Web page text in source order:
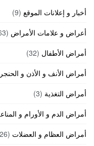
أخبار و إعلانات الموقع (9)
أعراض و علامات الأمراض (63)
أمراض الأطفال (32)
أمراض الأنف و الأذن و
أمراض التغذية (3)
أمراض الدم و الأورام و
أمراض العظام و العضلات (26)